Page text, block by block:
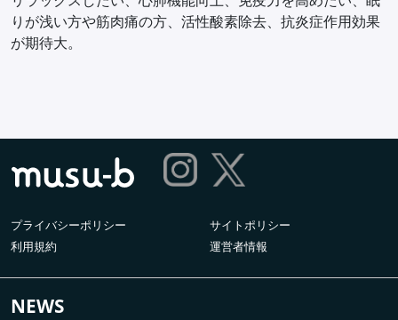
りが浅い方や筋肉痛の方、活性酸素除去、抗炎症作用効果
が期待大。
プライバシーポリシー
サイトポリシー
利用規約
運営者情報
NEWS